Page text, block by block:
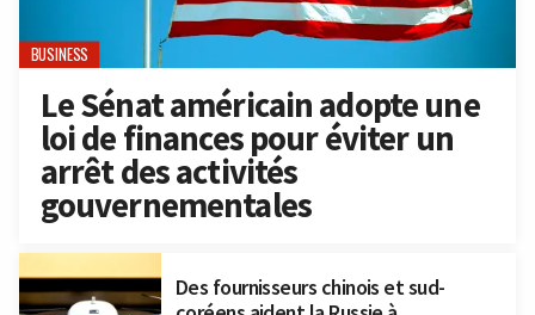
BUSINESS
Le Sénat américain adopte une
loi de finances pour éviter un
arrêt des activités
gouvernementales
Des fournisseurs chinois et sud-